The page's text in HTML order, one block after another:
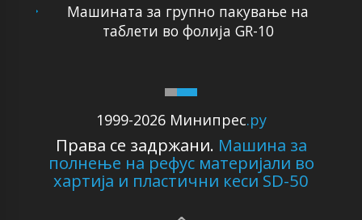
1999-2026 Минипрес.ру
Права се задржани. Машина за
полнење на рефус материјали во
хартија и пластични кеси SD-50
Машината за групно пакување на
таблети во фолија GR-10